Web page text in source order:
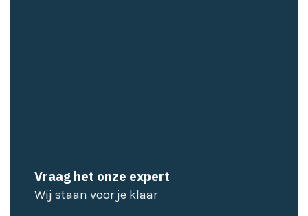
Vraag het onze expert
Wij staan voor je klaar